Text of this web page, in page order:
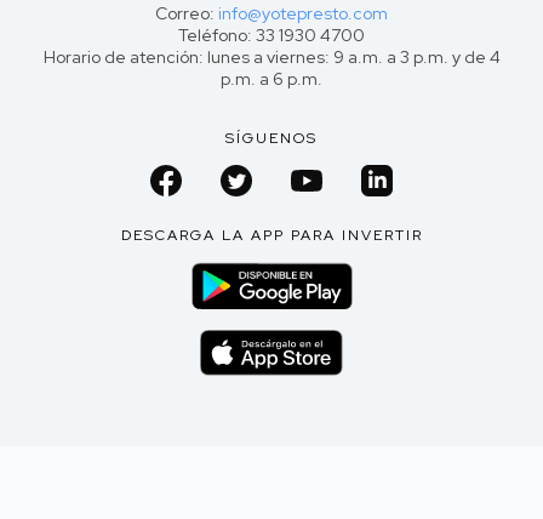
Correo: info@yotepresto.com
Teléfono: 33 1930 4700
Horario de atención: lunes a viernes: 9 a.m. a 3 p.m. y de 4
p.m. a 6 p.m.
SÍGUENOS
DESCARGA LA APP PARA INVERTIR